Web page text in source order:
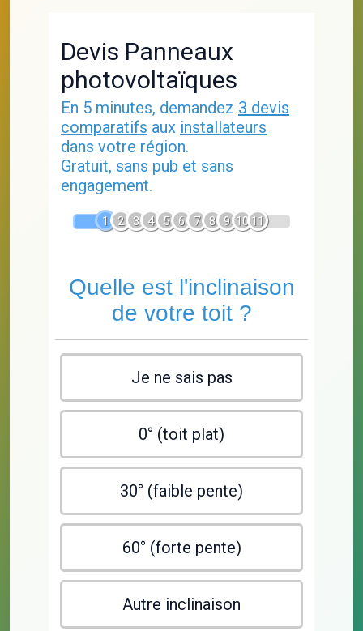
Devis Panneaux
photovoltaïques
En 5 minutes, demandez 3 devis
comparatifs aux installateurs
dans votre région.
Gratuit, sans pub et sans
engagement.
1 2 3 4 5 6 7 8 9 10 11
Quelle est l'inclinaison
de votre toit ?
Je ne sais pas
0° (toit plat)
30° (faible pente)
60° (forte pente)
Autre inclinaison